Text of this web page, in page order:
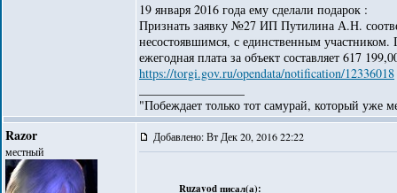
19 января 2016 года ему сделали подарок :
Признать заявку №27 ИП Путилина А.Н.
несостоявшимся, с единственным
ежегодная плата за объект составляет 617
https://torgi.gov.ru/opendata/notification/12336018
"Побеждает только тот самурай, который уже
Razor
местный
Добавлено: Вт Дек 20, 2016 22:22
Ruzavod писал(а):